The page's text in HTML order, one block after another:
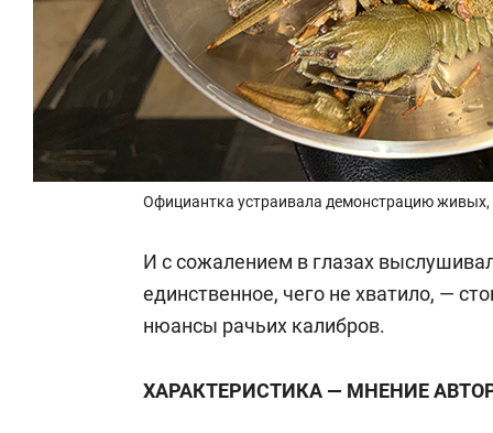
Официантка устраивала демонстрацию
И с сожалением в глазах
единственное, чего не хватило, —
нюансы рачьих калибров.
ХАРАКТЕРИСТИКА — МНЕНИЕ